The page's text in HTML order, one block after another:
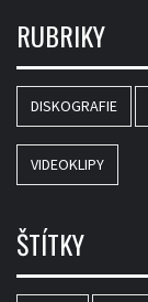
RUBRIKY
DISKOGRAFIE
VIDEOKLIPY
ŠTÍTKY